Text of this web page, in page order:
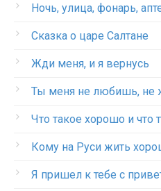
Ночь, улица, фонарь,
Сказка о царе Салтане
Жди меня, и я вернусь
Ты меня не любишь, не
Что такое хорошо и что
Кому на Руси жить
Я пришел к тебе с